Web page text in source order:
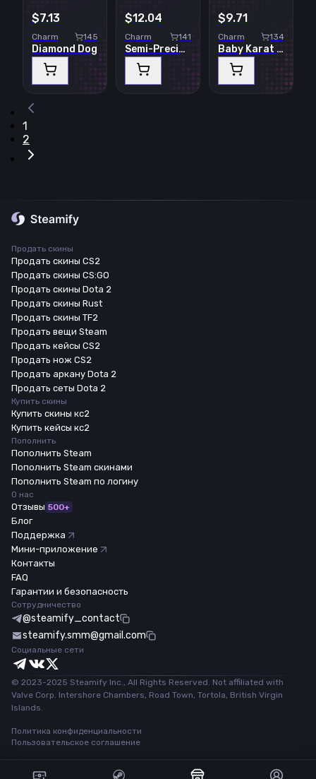
$7.13
Charm 145
Diamond Dog
$12.04
Charm 141
Semi-Precious
$9.71
Charm 134
Baby Karat CT
1
2
Продать скины
Продать скины CS2
Продать скины CS:GO
Продать скины Dota 2
Продать скины Rust
Продать скины TF2
Продать вещи Steam
Продать кейсы CS2
Продать нож CS2
Продать аркану Dota 2
Продать сеты Dota 2
Купить скины
Купить скины кс2
Купить кейсы кс2
Пополнить
Пополнить Steam
Пополнить Steam скинами
Пополнить Steam по логину
О нас
Отзывы 500+
Блог
Поддержка
Мини-приложение
Контакты
FAQ
Гарантии и безопасность
Сотрудничество
@steamify_contact
steamify.smm@gmail.com
Социальные сети
© 2023-2025 Steamify Inc., All Rights Reserved. Not affiliated with
Valve Corp. Intershore Chambers, Road Town, Tortola, British Virgin
Islands.
Политика конфиденциальности
Пользовательское соглашение